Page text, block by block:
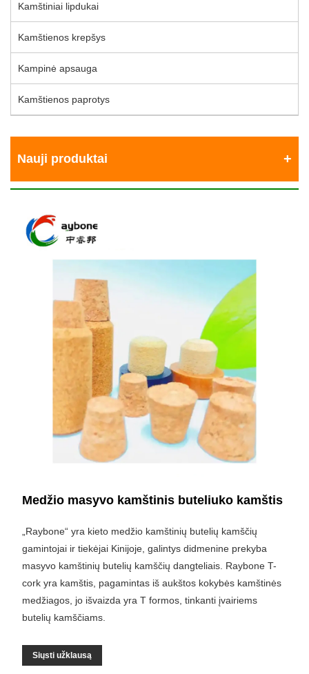
Kamštiniai lipdukai
Kamštienos krepšys
Kampinė apsauga
Kamštienos paprotys
Nauji produktai
Medžio masyvo kamštinis buteliuko kamštis
„Raybone“ yra kieto medžio kamštinių butelių kamščių
gamintojai ir tiekėjai Kinijoje, galintys didmenine prekyba
masyvo kamštinių butelių kamščių dangteliais. Raybone T-
cork yra kamštis, pagamintas iš aukštos kokybės kamštinės
medžiagos, jo išvaizda yra T formos, tinkanti įvairiems
butelių kamščiams.
Siųsti užklausą